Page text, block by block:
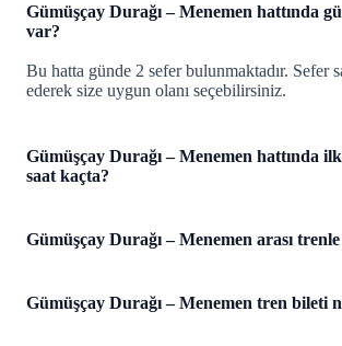
Gümüşçay Durağı – Menemen hattında
var?
Bu hatta günde 2 sefer bulunmaktadır. Sefer
ederek size uygun olanı seçebilirsiniz.
Gümüşçay Durağı – Menemen hattında
saat kaçta?
Gümüşçay Durağı – Menemen arası
Gümüşçay Durağı – Menemen tren bileti